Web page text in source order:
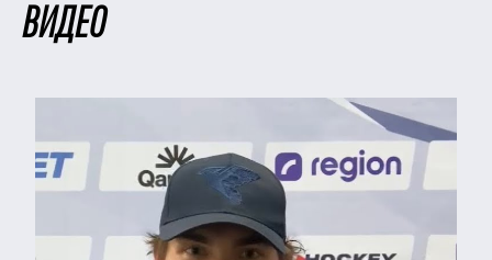
ВИДЕО